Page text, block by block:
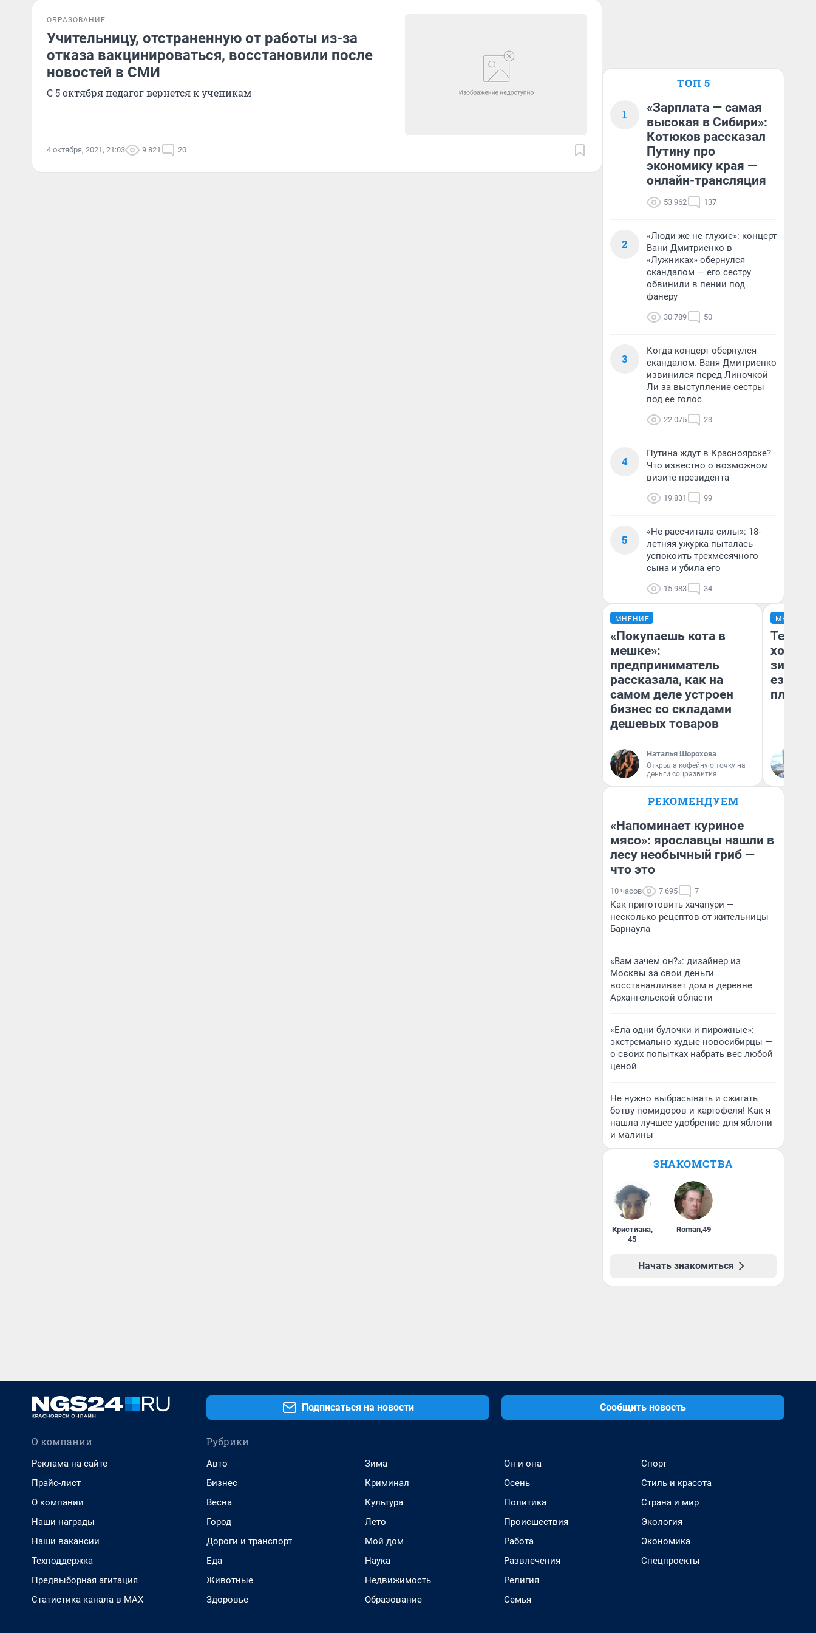
ОБРАЗОВАНИЕ
Учительницу, отстраненную от работы из-за
отказа вакцинироваться, восстановили после
новостей в СМИ
С 5 октября педагог вернется к ученикам
4 октября, 2021, 21:03 9 821 20
ТОП 5
1
«Зарплата — самая
высокая в Сибири»:
Котюков рассказал
Путину про
экономику края —
онлайн-трансляция
53 962 137
2
«Люди же не глухие»: концерт
Вани Дмитриенко в
«Лужниках» обернулся
скандалом — его сестру
обвинили в пении под
фанеру
30 789 50
3
Когда концерт обернулся
скандалом. Ваня Дмитриенко
извинился перед Линочкой
Ли за выступление сестры
под ее голос
22 075 23
4
Путина ждут в Красноярске?
Что известно о возможном
визите президента
19 831 99
5
«Не рассчитала силы»: 18-
летняя ужурка пыталась
успокоить трехмесячного
сына и убила его
15 983 34
МНЕНИЕ
«Покупаешь кота в
мешке»:
предприниматель
рассказала, как на
самом деле устроен
бизнес со складами
дешевых товаров
Наталья Шорохова
Открыла кофейную точку на
деньги соцразвития
МНЕНИЕ
Тепло
зимой.
ездит
плюсы
РЕКОМЕНДУЕМ
«Напоминает куриное
мясо»: ярославцы нашли в
лесу необычный гриб —
что это
10 часов 7 695 7
Как приготовить хачапури —
несколько рецептов от жительницы
Барнаула
«Вам зачем он?»: дизайнер из
Москвы за свои деньги
восстанавливает дом в деревне
Архангельской области
«Ела одни булочки и пирожные»:
экстремально худые новосибирцы —
о своих попытках набрать вес любой
ценой
Не нужно выбрасывать и сжигать
ботву помидоров и картофеля! Как я
нашла лучшее удобрение для яблони
и малины
ЗНАКОМСТВА
Кристиана,
45
Roman,49
Начать знакомиться
Подписаться на новости Сообщить новость
О компании
Реклама на сайте
Прайс-лист
О компании
Наши награды
Наши вакансии
Техподдержка
Предвыборная агитация
Статистика канала в MAX
Рубрики
Авто
Бизнес
Весна
Город
Дороги и транспорт
Еда
Животные
Здоровье
Зима
Криминал
Культура
Лето
Мой дом
Наука
Недвижимость
Образование
Он и она
Осень
Политика
Происшествия
Работа
Развлечения
Религия
Семья
Спорт
Стиль и красота
Страна и мир
Экология
Экономика
Спецпроекты